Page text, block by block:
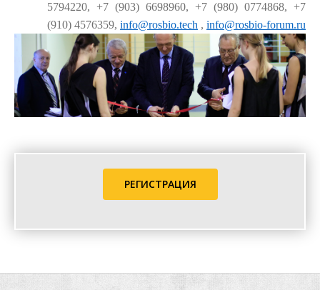
5794220, +7 (903) 6698960, +7 (980) 0774868, +7
(910) 4576359, info@rosbio.tech , info@rosbio-forum.ru
РЕГИСТРАЦИЯ